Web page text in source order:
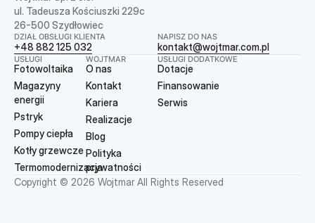
ul. Tadeusza Kościuszki 229c
26-500 Szydłowiec
DZIAŁ OBSŁUGI KLIENTA
+48 882 125 032
NAPISZ DO NAS
kontakt@wojtmar.com.pl
USŁUGI
Fotowoltaika
Magazyny
energii
Pstryk
Pompy ciepła
Kotły grzewcze
Termomodernizacja
WOJTMAR
O nas
Kontakt
Kariera
Realizacje
Blog
Polityka
prywatności
USŁUGI DODATKOWE
Dotacje
Finansowanie
Serwis
Copyright © 2026 Wojtmar All Rights Reserved